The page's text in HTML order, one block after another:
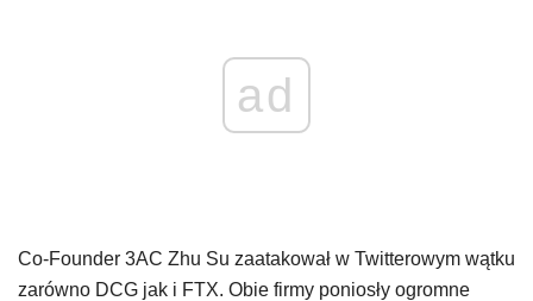
ad
Co-Founder 3AC Zhu Su zaatakował w Twitterowym wątku
zarówno DCG jak i FTX. Obie firmy poniosły ogromne